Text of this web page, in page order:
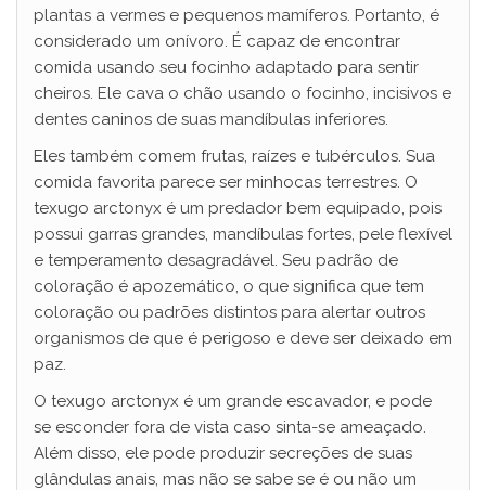
plantas a vermes e pequenos mamíferos. Portanto, é
considerado um onívoro. É capaz de encontrar
comida usando seu focinho adaptado para sentir
cheiros. Ele cava o chão usando o focinho, incisivos e
dentes caninos de suas mandíbulas inferiores.
Eles também comem frutas, raízes e tubérculos. Sua
comida favorita parece ser minhocas terrestres. O
texugo arctonyx é um predador bem equipado, pois
possui garras grandes, mandíbulas fortes, pele flexível
e temperamento desagradável. Seu padrão de
coloração é apozemático, o que significa que tem
coloração ou padrões distintos para alertar outros
organismos de que é perigoso e deve ser deixado em
paz.
O texugo arctonyx é um grande escavador, e pode
se esconder fora de vista caso sinta-se ameaçado.
Além disso, ele pode produzir secreções de suas
glândulas anais, mas não se sabe se é ou não um